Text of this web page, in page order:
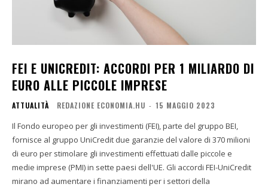
FEI E UNICREDIT: ACCORDI PER 1 MILIARDO DI
EURO ALLE PICCOLE IMPRESE
ATTUALITÀ REDAZIONE ECONOMIA.HU - 15 MAGGIO 2023
Il Fondo europeo per gli investimenti (FEI), parte del gruppo BEI,
fornisce al gruppo UniCredit due garanzie del valore di 370 milioni
di euro per stimolare gli investimenti effettuati dalle piccole e
medie imprese (PMI) in sette paesi dell'UE. Gli accordi FEI-UniCredit
mirano ad aumentare i finanziamenti per i settori della